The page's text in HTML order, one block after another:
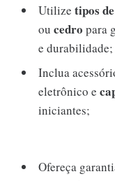
Utilizetipos
oucedro para
e durabilidade;
Inclua
eletrônico e
iniciantes;
Ofereça